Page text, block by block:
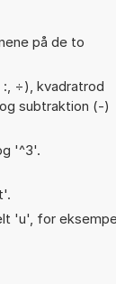
på de to
÷), kvadratrod
subtraktion (-)
'^3'.
'u', for